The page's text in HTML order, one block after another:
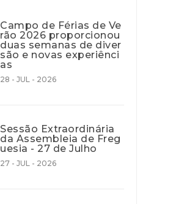
Campo de Férias de Ve
rão 2026 proporcionou
duas semanas de diver
são e novas experiênci
as
28 - JUL - 2026
Sessão Extraordinária
da Assembleia de Freg
uesia - 27 de Julho
27 - JUL - 2026